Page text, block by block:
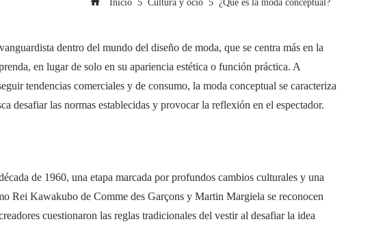
dentro del mundo del diseño de moda, que se centra más en la
en lugar de solo en su apariencia estética o función práctica. A
tendencias comerciales y de consumo, la moda conceptual se caracteriza
desafiar las normas establecidas y provocar la reflexión en el espectador.
de 1960, una etapa marcada por profundos cambios culturales y una
Rei Kawakubo de Comme des Garçons y Martin Margiela se reconocen
cuestionaron las reglas tradicionales del vestir al desafiar la idea